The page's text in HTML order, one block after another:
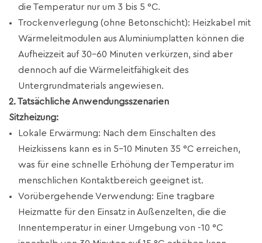
die Temperatur nur um 3 bis 5 °C.
Trockenverlegung (ohne Betonschicht): Heizkabel mit
Wärmeleitmodulen aus Aluminiumplatten können die
Aufheizzeit auf 30–60 Minuten verkürzen, sind aber
dennoch auf die Wärmeleitfähigkeit des
Untergrundmaterials angewiesen.
2. Tatsächliche Anwendungsszenarien
Sitzheizung:
Lokale Erwärmung: Nach dem Einschalten des
Heizkissens kann es in 5–10 Minuten 35 °C erreichen,
was für eine schnelle Erhöhung der Temperatur im
menschlichen Kontaktbereich geeignet ist.
Vorübergehende Verwendung: Eine tragbare
Heizmatte für den Einsatz in Außenzelten, die die
Innentemperatur in einer Umgebung von -10 °C